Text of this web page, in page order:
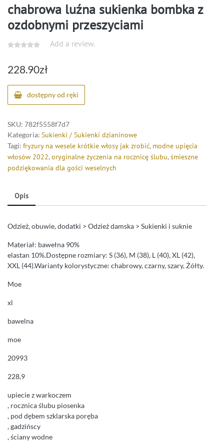
chabrowa luźna sukienka bombka z
ozdobnymi przeszyciami
Add a review.
228.90zł
dostępny od ręki
SKU: 782f5558f7d7
Kategoria: Sukienki / Sukienki dzianinowe
Tagi: fryzury na wesele krótkie włosy jak zrobić, modne upięcia
włosów 2022, oryginalne życzenia na rocznicę ślubu, śmieszne
podziękowania dla gości weselnych
Opis
Odzież, obuwie, dodatki > Odzież damska > Sukienki i suknie
Materiał: bawełna 90%
elastan 10%.Dostępne rozmiary: S (36), M (38), L (40), XL (42),
XXL (44).Warianty kolorystyczne: chabrowy, czarny, szary, Żółty.
Moe
xl
bawelna
moe
20993
228,9
upiecie z warkoczem
, rocznica ślubu piosenka
, pod dębem szklarska poręba
, gadzińscy
, ściany wodne